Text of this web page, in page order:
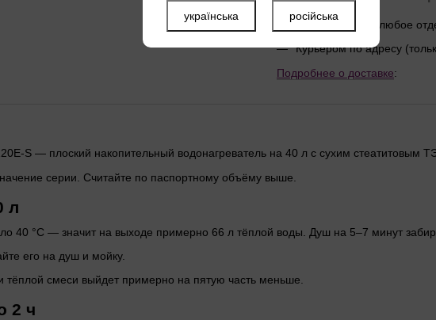
Новой почтой в любое
Курьером по адресу
Подробнее о доставке:
S — плоский накопительный водонагреватель на 40 л с сухим стеатитовым
серии. Считайте по паспортному объёму выше.
л
40 °C — значит на выходе примерно 66 л тёплой воды. Душ на 5–7 минут
его на душ и мойку.
тёплой смеси выйдет примерно на пятую часть меньше.
2 ч
українська російська